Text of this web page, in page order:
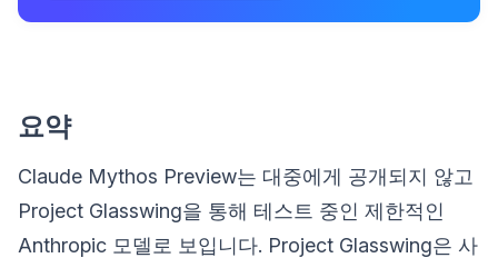
요약
Claude Mythos Preview는 대중에게 공개되지 않고
Project Glasswing을 통해 테스트 중인 제한적인
Anthropic 모델로 보입니다. Project Glasswing은 사